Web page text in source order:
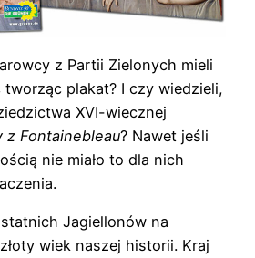
z Partii Zielonych mieli
plakat? I czy wiedzieli,
XVI-wiecznej
z Fontainebleau? Nawet jeśli
nie miało to dla nich
Jagiellonów na
wiek naszej historii. Kraj